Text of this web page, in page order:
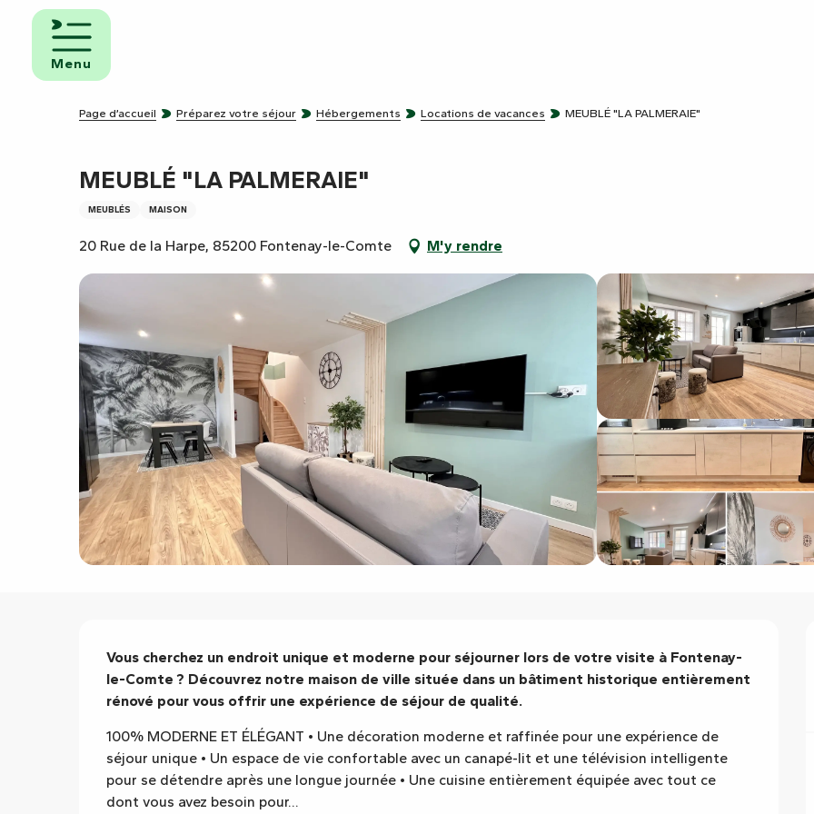
contenu
principal
Menu
Page d’accueil Préparez votre séjour Hébergements Locations de vacances MEUBLÉ "LA PALMERAIE"
MEUBLÉ "LA PALMERAIE"
MEUBLÉS MAISON
20 Rue de la Harpe, 85200 Fontenay-le-Comte M'y rendre
Description
Vous cherchez un endroit unique et moderne pour séjourner lors de votre visite à Fontenay-
le-Comte ? Découvrez notre maison de ville située dans un bâtiment historique entièrement
rénové pour vous offrir une expérience de séjour de qualité.
100% MODERNE ET ÉLÉGANT • Une décoration moderne et raffinée pour une expérience de
séjour unique • Un espace de vie confortable avec un canapé-lit et une télévision intelligente
pour se détendre après une longue journée • Une cuisine entièrement équipée avec tout ce
dont vous avez besoin pour...